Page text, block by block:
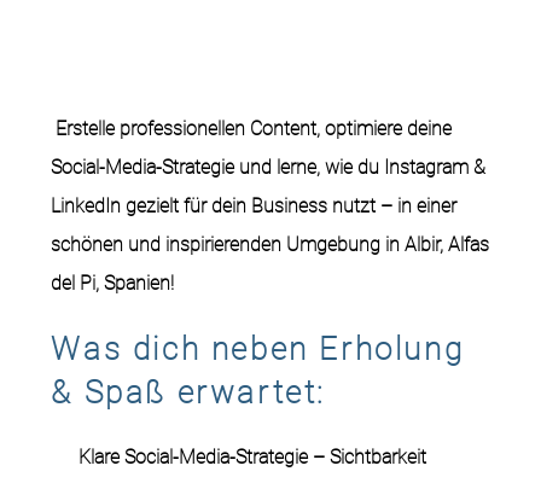
Erstelle professionellen Content, optimiere deine
Social-Media-Strategie und lerne, wie du Instagram &
LinkedIn gezielt für dein Business nutzt – in einer
schönen und inspirierenden Umgebung in Albir, Alfas
del Pi, Spanien!
Was dich neben Erholung
& Spaß erwartet:
Klare Social-Media-Strategie– Sichtbarkeit